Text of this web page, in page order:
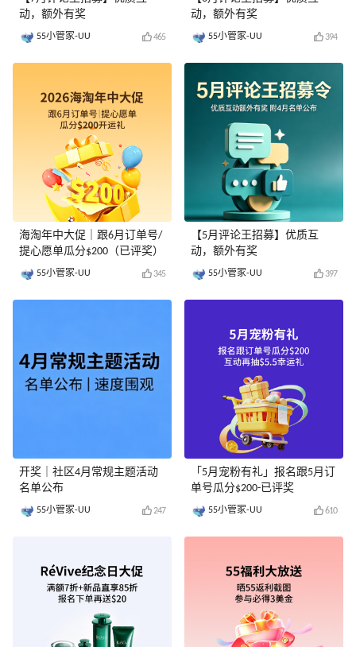
动，额外有奖
55小管家-UU 465
海淘年中大促｜跟6月订单号/
提心愿单瓜分$200（已评奖）
55小管家-UU 345
开奖｜社区4月常规主题活动
名单公布
55小管家-UU 247
动，额外有奖
55小管家-UU 394
【5月评论王招募】优质互
动，额外有奖
55小管家-UU 397
「5月宠粉有礼」报名跟5月订
单号瓜分$200-已评奖
55小管家-UU 610